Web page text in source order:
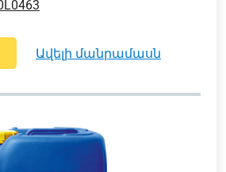
ավելի մանրամասն